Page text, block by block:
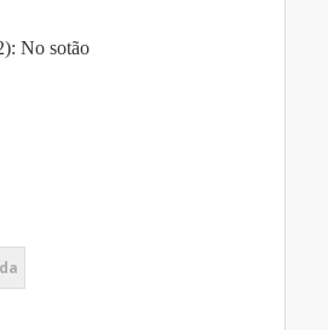
No sotão